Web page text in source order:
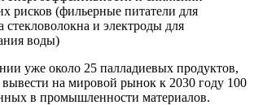
рисков (фильерные питатели для
стекловолокна и электроды для
воды)
уже около 25 палладиевых продуктов,
вывести на мировой рынок к 2030 году 100
в промышленности материалов.